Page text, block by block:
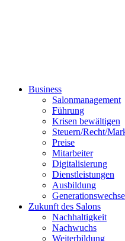
Business
Salonmanagement
Führung
Krisen bewältigen
Steuern/Recht/
Preise
Mitarbeiter
Digitalisierung
Dienstleistungen
Ausbildung
Zukunft des Salons
Nachhaltigkeit
Nachwuchs
Weiterbildung